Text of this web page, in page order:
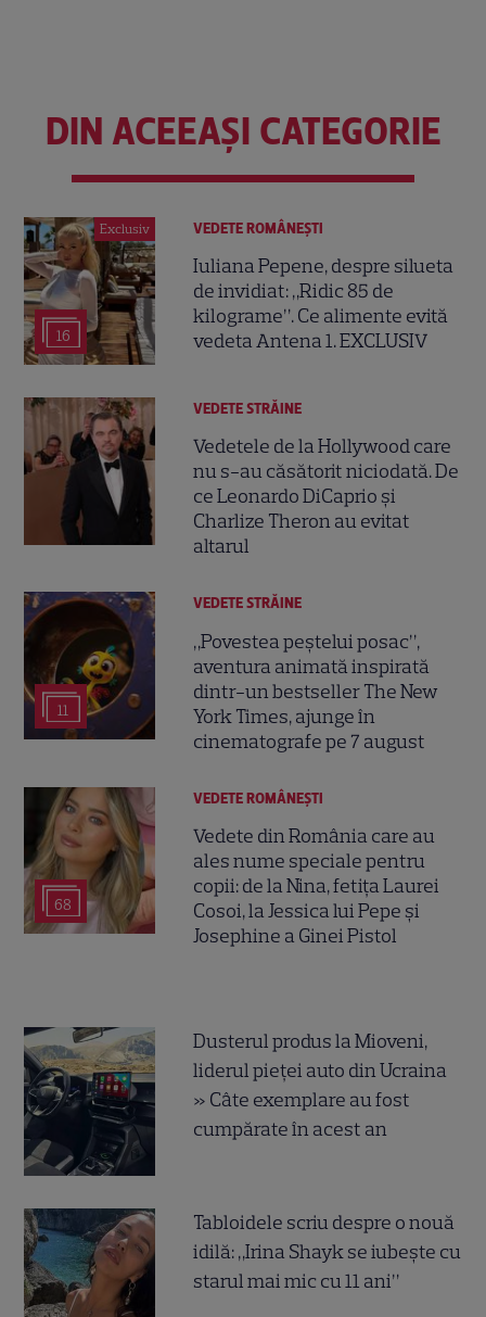
DIN ACEEAȘI CATEGORIE
Exclusiv
16
VEDETE ROMÂNEŞTI
Iuliana Pepene, despre silueta
de invidiat: „Ridic 85 de
kilograme”. Ce alimente evită
vedeta Antena 1. EXCLUSIV
VEDETE STRĂINE
Vedetele de la Hollywood care
nu s-au căsătorit niciodată. De
ce Leonardo DiCaprio și
Charlize Theron au evitat
altarul
11
VEDETE STRĂINE
„Povestea peștelui posac”,
aventura animată inspirată
dintr-un bestseller The New
York Times, ajunge în
cinematografe pe 7 august
68
VEDETE ROMÂNEŞTI
Vedete din România care au
ales nume speciale pentru
copii: de la Nina, fetița Laurei
Cosoi, la Jessica lui Pepe și
Josephine a Ginei Pistol
Dusterul produs la Mioveni,
liderul pieței auto din Ucraina
» Câte exemplare au fost
cumpărate în acest an
Tabloidele scriu despre o nouă
idilă: „Irina Shayk se iubește cu
starul mai mic cu 11 ani”